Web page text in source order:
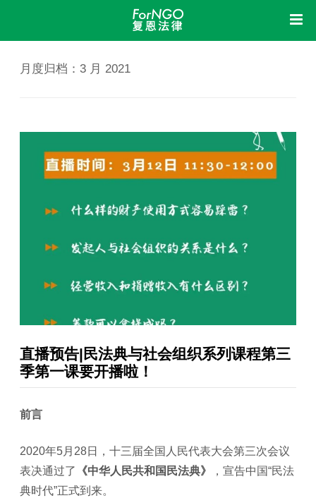
法律体检
法律咨询
法律培训
加入我们
月度归档： 3 月 2021
直播预告|民法典与社会组织系列课程第三
季第一课要开播啦！
前言
2020年5月28日，十三届全国人民代表大会第三次会议
表决通过了
《中华人民共和国民法典》
，宣告中国“民法
典时代”正式到来。